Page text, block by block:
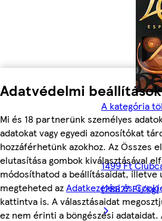
Adatvédelmi beállítások
Mi és 18 partnerünk személyes
adatokat vagy egyedi azonosítókat
hozzáférhetünk azokhoz. Az Összes
elutasítása gombok kiválasztásával
módosíthatod a beállításaidat, illetve
megteheted azAdatkezelési és
kattintva is. A választásaidat
ez nem érinti a böngészési adataidat.
A kategória
1499 Ft
(28827 Ft/kg)